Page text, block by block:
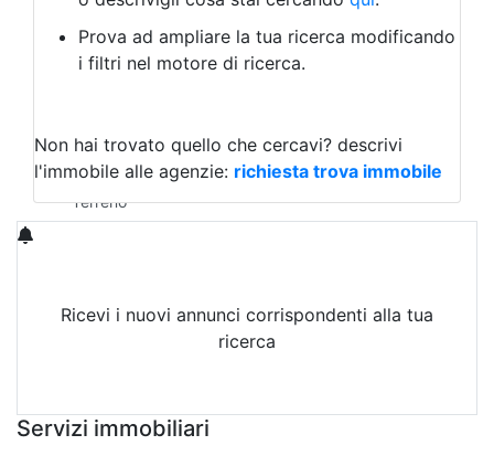
Negozio/locale commerciale
Agriturismo
Magazzini
Qualsiasi
Terreno edificabile
Terreno
Prova ad ampliare la tua ricerca modificando
i filtri nel motore di ricerca.
Non hai trovato quello che cercavi? descrivi
l'immobile alle agenzie: richiesta trova immobile
Ricevi i nuovi annunci corrispondenti alla tua
ricerca
Servizi immobiliari